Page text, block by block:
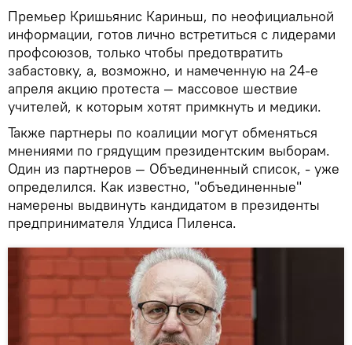
Премьер Кришьянис Кариньш, по неофициальной
информации, готов лично встретиться с лидерами
профсоюзов, только чтобы предотвратить
забастовку, а, возможно, и намеченную на 24-е
апреля акцию протеста — массовое шествие
учителей, к которым хотят примкнуть и медики.
Также партнеры по коалиции могут обменяться
мнениями по грядущим президентским выборам.
Один из партнеров — Объединенный список, - уже
определился. Как известно, "объединенные"
намерены выдвинуть кандидатом в президенты
предпринимателя Улдиса Пиленса.